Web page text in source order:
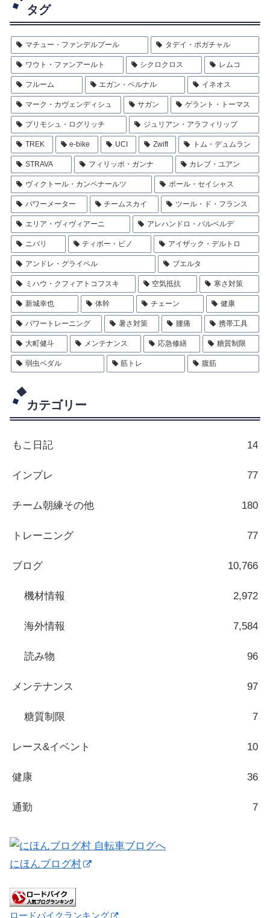
タグ
マチュー・ファンデルプール タデイ・ポガチャル
ワウト・ファンアールト シクロクロス レムコ
フルーム エガン・ベルナル イネオス
マーク・カヴェンディシュ サガン ゲラント・トーマス
プリモシュ・ログリッチ ジュリアン・アラフィリップ
TREK e-bike UCI Zwift トム・デュムラン
STRAVA フィリッポ・ガンナ カレブ・ユアン
ヴィクトール・カンペナールツ ポール・セイシャス
パワーメーター チームスカイ ツール・ド・フランス
エリア・ヴィヴィアーニ アレハンドロ・バルベルデ
ニバリ ティボー・ピノ アイザック・デルトロ
アンドレ・グライペル ブエルタ
ミハウ・クフィアトコフスキ 空気抵抗 寒さ対策
新城幸也 体幹 チェーン 健康
パワートレーニング 暑さ対策 腰痛 携帯工具
大町健斗 メンテナンス 応急修繕 糖質制限
弱虫ペダル 筋トレ 腹筋
カテゴリー
もこ日記 14
インプレ 77
チーム朝練その他 180
トレーニング 77
ブログ 10,766
機材情報 2,972
海外情報 7,584
読み物 96
メンテナンス 97
糖質制限 7
レース&イベント 10
健康 36
通勤 7
にほんブログ村
ロードバイクランキング